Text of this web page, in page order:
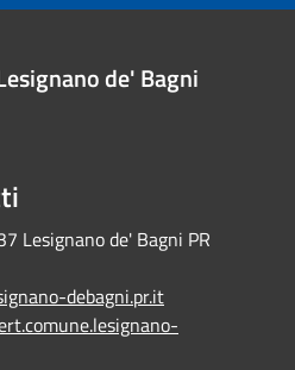
de' Bagni
Lesignano de' Bagni PR
debagni.pr.it